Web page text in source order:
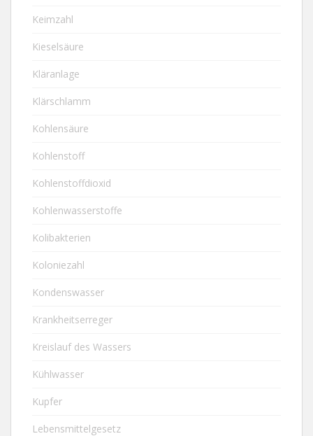
Keimzahl
Kieselsäure
Kläranlage
Klärschlamm
Kohlensäure
Kohlenstoff
Kohlenstoffdioxid
Kohlenwasserstoffe
Kolibakterien
Koloniezahl
Kondenswasser
Krankheitserreger
Kreislauf des Wassers
Kühlwasser
Kupfer
Lebensmittelgesetz